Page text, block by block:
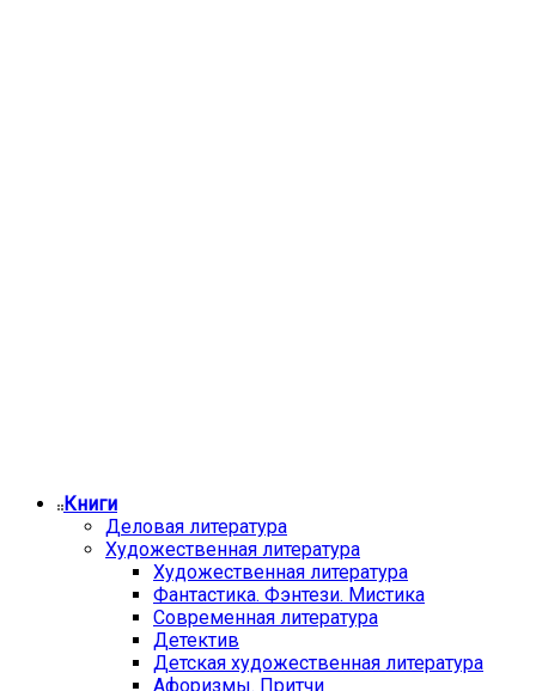
Книги
Деловая литература
Художественная литература
Художественная литература
Фантастика. Фэнтези. Мистика
Современная литература
Детектив
Детская художественная литература
Афоризмы. Притчи